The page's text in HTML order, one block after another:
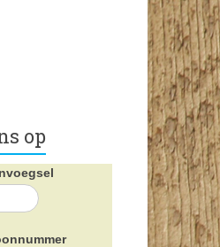
op